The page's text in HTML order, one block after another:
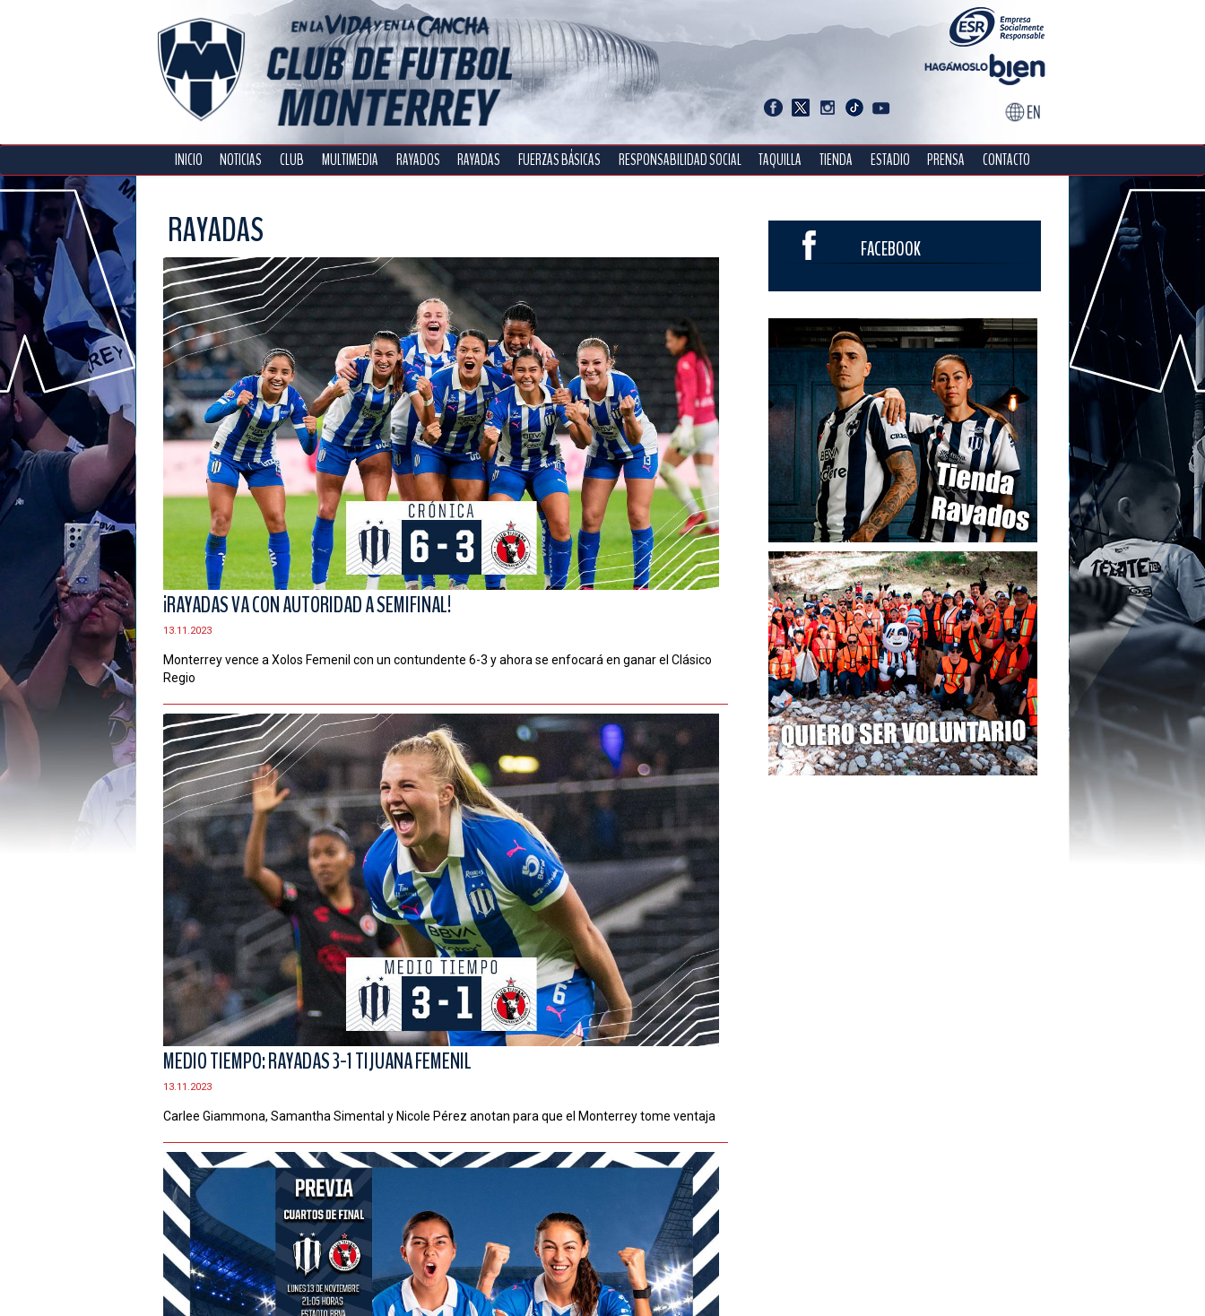
INICIO NOTICIAS CLUB MULTIMEDIA RAYADOS RAYADAS FUERZAS BÁSICAS RESPONSABILIDAD SOCIAL TAQUILLA TIENDA ESTADIO PRENSA CONTACTO
RAYADAS
¡RAYADAS VA CON AUTORIDAD A SEMIFINAL!
13.11.2023
Monterrey vence a Xolos Femenil con un contundente 6-3 y ahora se enfocará en ganar el Clásico
Regio
MEDIO TIEMPO: RAYADAS 3-1 TIJUANA FEMENIL
13.11.2023
Carlee Giammona, Samantha Simental y Nicole Pérez anotan para que el Monterrey tome ventaja
FACEBOOK